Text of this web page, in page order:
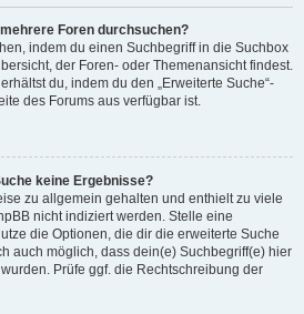
Foren durchsuchen?
indem du einen Suchbegriff in die Suchbox
der Foren- oder Themenansicht findest.
du, indem du den „Erweiterte Suche“-
des Forums aus verfügbar ist.
keine Ergebnisse?
zu allgemein gehalten und enthielt zu viele
nicht indiziert werden. Stelle eine
die Optionen, die dir die erweiterte Suche
auch möglich, dass dein(e) Suchbegriff(e) hier
Prüfe ggf. die Rechtschreibung der